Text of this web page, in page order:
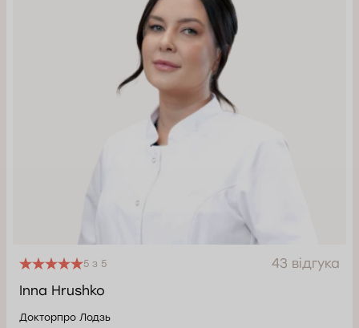
5 з 5
43 відгука
Inna Hrushko
Докторпро Лодзь